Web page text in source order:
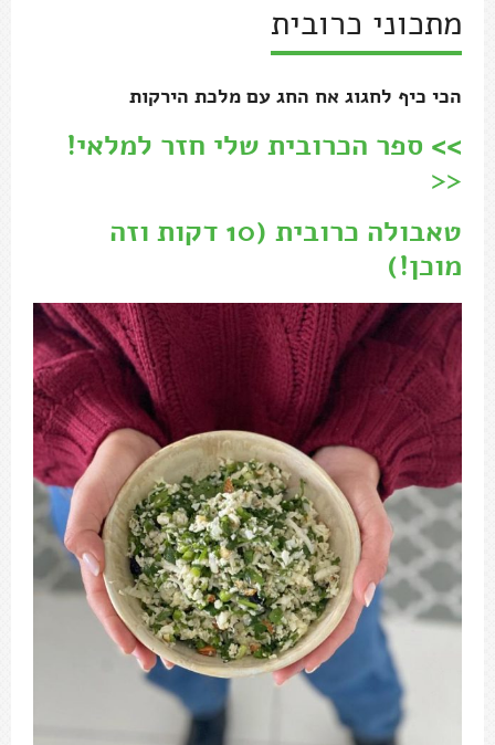
מתכוני כרובית
הכי כיף לחגוג אח החג עם מלכת הירקות
>> ספר הכרובית שלי חזר למלאי!
<<
טאבולה כרובית (10 דקות וזה
מוכן!)